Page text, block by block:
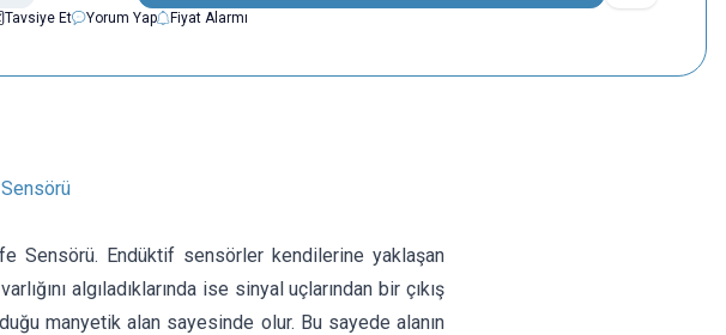
Tavsiye Et
Yorum Yap Fiyat Alarmı
Sensörü. Endüktif sensörler kendilerine yaklaşan
algıladıklarında ise sinyal uçlarından bir çıkış
manyetik alan sayesinde olur. Bu sayede alanın